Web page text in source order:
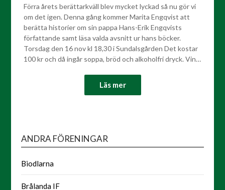
Förra årets berättarkväll blev mycket lyckad så nu gör vi
om det igen. Denna gång kommer Marita Engqvist att
berätta historier om sin pappa Hans-Erik Engqvists
författande samt läsa valda avsnitt ur hans böcker.
Torsdag den 16 nov kl 18,30 i Sundalsgården Det kostar
100 kr och då ingår soppa, bröd och alkoholfri dryck. Vin…
Läs mer
ANDRA FÖRENINGAR
Biodlarna
Brålanda IF